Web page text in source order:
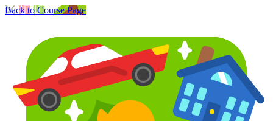
Back to Course Page